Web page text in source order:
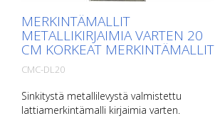
MERKINTÄMALLIT
METALLIKIRJAIMIA VARTEN 20
CM KORKEAT MERKINTÄMALLIT
CMC-DL20
Sinkitystä metallilevystä valmistettu
lattiamerkintämalli kirjaimia varten.